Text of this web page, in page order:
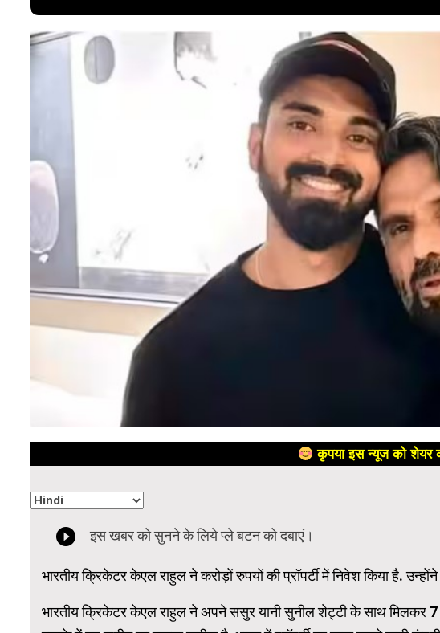
कृपया इस न्यूज को शेयर
भारतीय क्रिकेटर केएल राहुल ने करोड़ों रुपयों की प्रॉपर्टी में निवेश किया है.
भारतीय क्रिकेटर केएल राहुल ने अपने ससुर यानी सुनील शेट्टी के साथ मिलकर